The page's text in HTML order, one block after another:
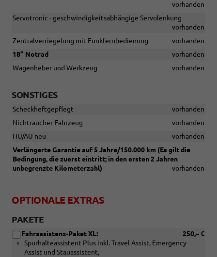
vorhanden
Servotronic - geschwindigkeitsabhängige Servolenkung
vorhanden
Zentralverriegelung mit Funkfernbedienung
vorhanden
18" Notrad
vorhanden
Wagenheber und Werkzeug
vorhanden
SONSTIGES
Scheckheftgepflegt
vorhanden
Nichtraucher-Fahrzeug
vorhanden
HU/AU neu
vorhanden
Verlängerte Garantie auf 5 Jahre/150.000 km (Es gilt die
Bedingung, die zuerst eintritt; in den ersten 2 Jahren
unbegrenzte Kilometerzahl)
vorhanden
OPTIONALE EXTRAS
PAKETE
250,– €
Fahrassistenz-Paket XL:
Spurhalteassistent Plus inkl. Travel Assist, Emergency
Assist und Stauassistent,